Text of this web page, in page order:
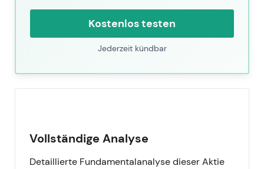
Kostenlos testen
Jederzeit kündbar
Vollständige Analyse
Detaillierte Fundamentalanalyse dieser Aktie